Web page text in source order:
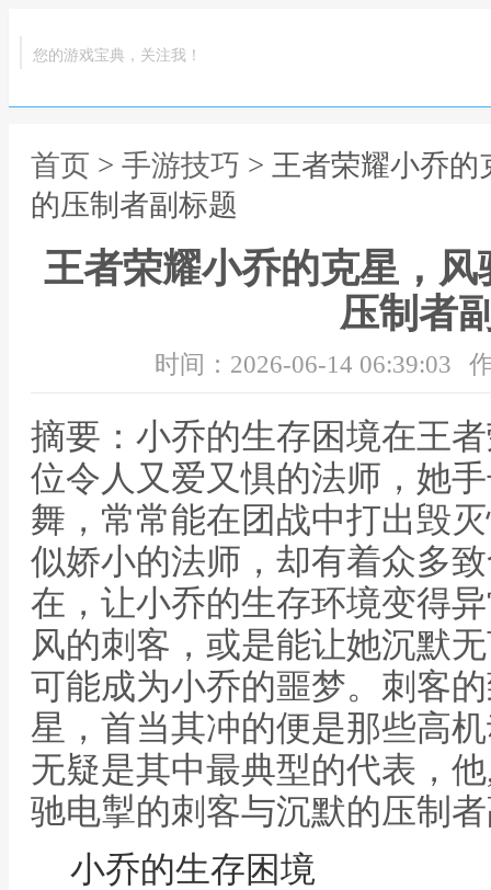
您的游戏宝典，关注我！
首页 > 手游技巧 > 王者荣耀小乔
的压制者副标题
王者荣耀小乔的克星，
压制者
时间：2026-06-14 06:39:03
摘要：小乔的生存困境在王
位令人又爱又惧的法师，她
舞，常常能在团战中打出毁
似娇小的法师，却有着众多
在，让小乔的生存环境变得
风的刺客，或是能让她沉默
可能成为小乔的噩梦。刺客
星，首当其冲的便是那些高
无疑是其中最典型的代表，
驰电掣的刺客与沉默的压制
小乔的生存困境